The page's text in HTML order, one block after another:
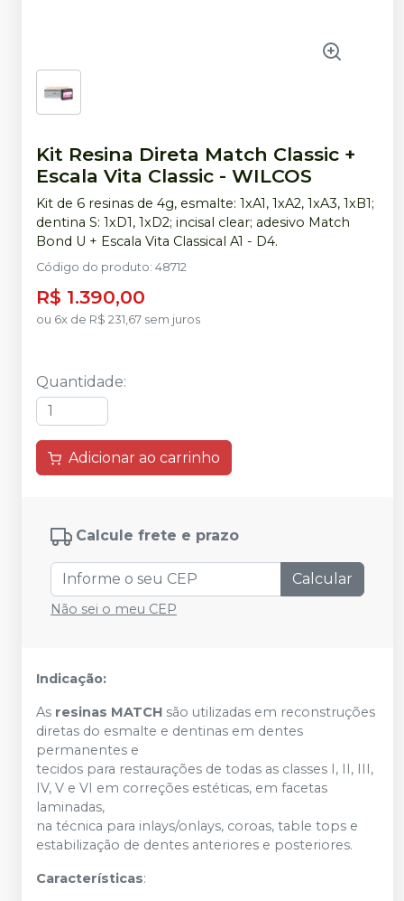
Kit Resina Direta Match Classic +
Escala Vita Classic - WILCOS
Kit de 6 resinas de 4g, esmalte: 1xA1, 1xA2, 1xA3, 1xB1;
dentina S: 1xD1, 1xD2; incisal clear; adesivo Match
Bond U + Escala Vita Classical A1 - D4.
Código do produto: 48712
R$ 1.390,00
ou 6x de R$ 231,67 sem juros
Quantidade:
Adicionar ao carrinho
Calcule frete e prazo
Calcular
Não sei o meu CEP
Indicação:
As resinas MATCH são utilizadas em reconstruções
diretas do esmalte e dentinas em dentes
permanentes e
tecidos para restaurações de todas as classes I, II, III,
IV, V e VI em correções estéticas, em facetas
laminadas,
na técnica para inlays/onlays, coroas, table tops e
estabilização de dentes anteriores e posteriores.
Características: